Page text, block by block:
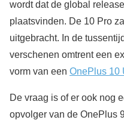
wordt dat de global
plaatsvinden. De 10 Pro
uitgebracht. In de
verschenen omtrent een
vorm van een OnePlus 10
De vraag is of er ook nog
opvolger van de OnePlus